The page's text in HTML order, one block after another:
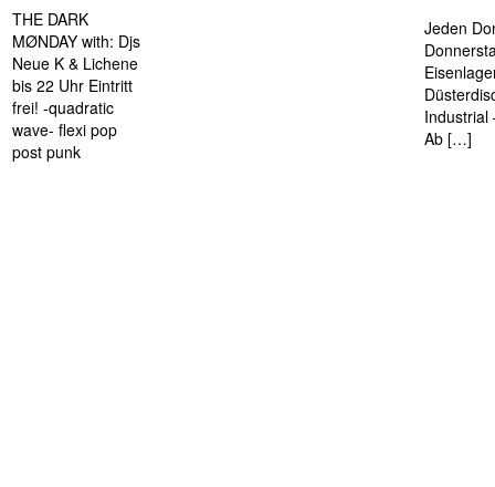
THE DARK
MØNDAY with: Djs
Neue K & Lichene
bis 22 Uhr Eintritt
frei! -quadratic
wave- flexi pop
post punk
Jeden
Industrial
Ab […]